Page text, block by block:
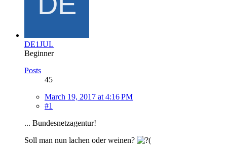
DE1JUL
Beginner
Posts
45
March 19, 2017 at 4:16 PM
#1
... Bundesnetzagentur!
Soll man nun lachen oder weinen?